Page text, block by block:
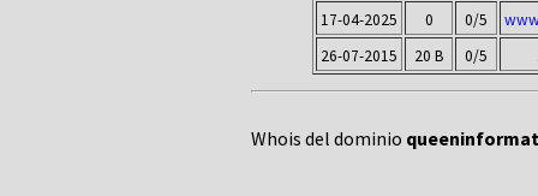
17-04-2025
0 0/5
26-07-2015
20 B 0/5
Whois del dominio